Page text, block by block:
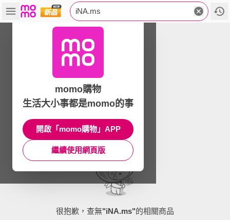
iNA.ms
很抱歉，查無"iNA.ms"的相關商品
momo購物
生活大小事都是momo的事
開啟「momo購物」APP
繼續使用網頁版